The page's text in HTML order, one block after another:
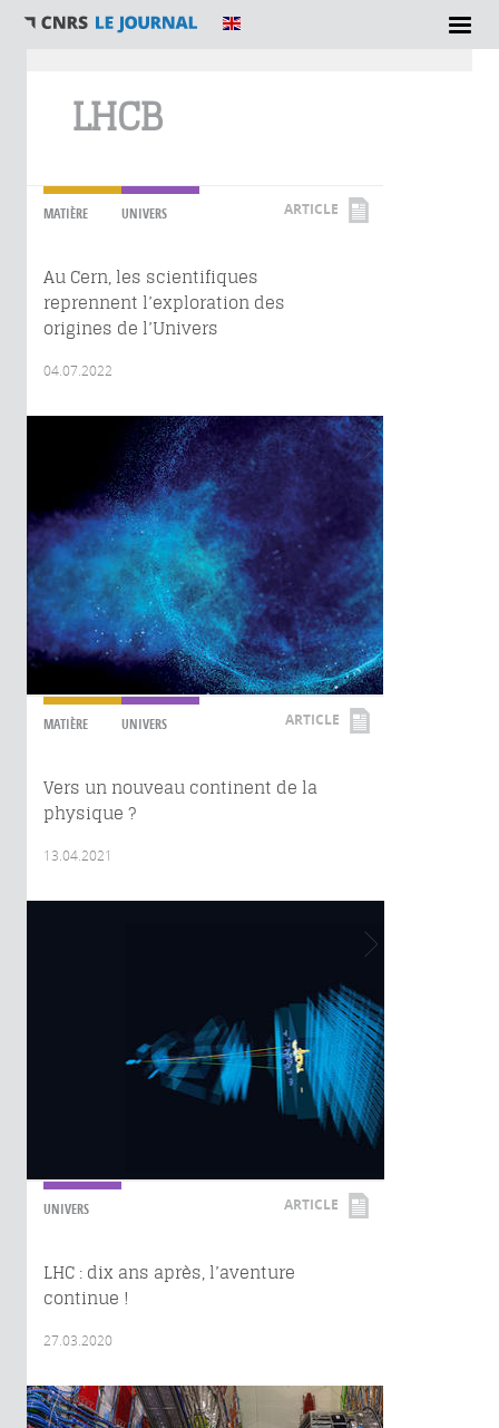
LHCB
MATIÈRE UNIVERS ARTICLE
Au Cern, les scientifiques
reprennent l’exploration des
origines de l’Univers
04.07.2022
MATIÈRE UNIVERS ARTICLE
Vers un nouveau continent de la
physique ?
13.04.2021
UNIVERS ARTICLE
LHC : dix ans après, l’aventure
continue !
27.03.2020